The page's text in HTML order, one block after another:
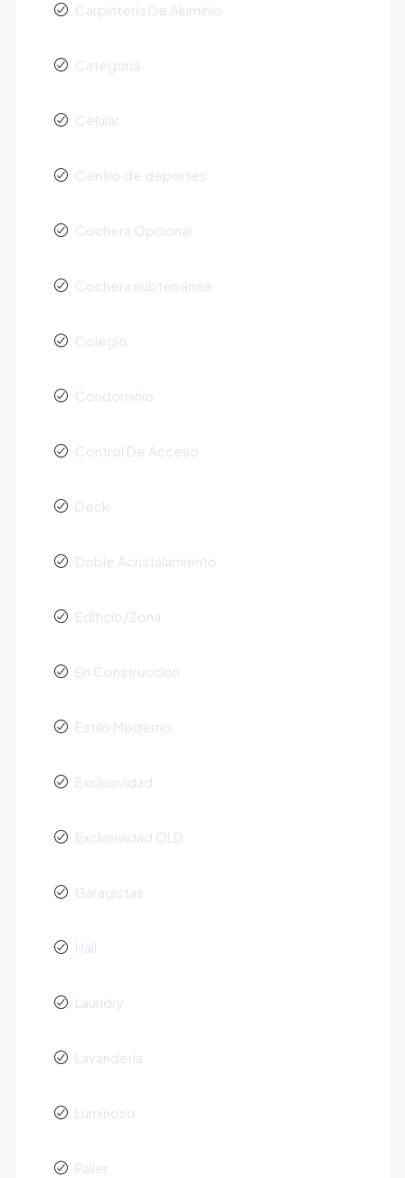
Carpintería De Aluminio
Categoría
Celular
Centro de deportes
Cochera Opcional
Cochera subterránea
Colegio
Condominio
Control De Acceso
Deck
Doble Acristalamiento
Edificio/Zona
En Construcción
Estilo Moderno
Exclusividad
Exclusividad OLD
Garagistas
Hall
Laundry
Lavandería
Luminoso
Palier